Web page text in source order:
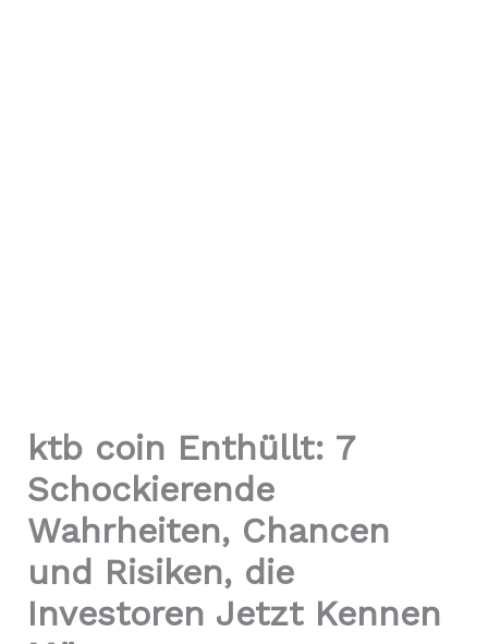
ktb coin Enthüllt: 7
Schockierende
Wahrheiten, Chancen
und Risiken, die
Investoren Jetzt Kennen